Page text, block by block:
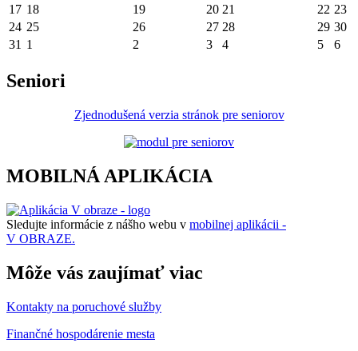
17 18 19 20 21 22 23
24 25 26 27 28 29 30
31 1 2 3 4 5 6
Seniori
Zjednodušená verzia stránok pre seniorov
MOBILNÁ APLIKÁCIA
Sledujte informácie z nášho webu v mobilnej aplikácii -
V OBRAZE.
Môže vás zaujímať viac
Kontakty na poruchové služby
Finančné hospodárenie mesta